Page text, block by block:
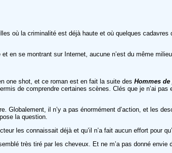
où la criminalité est déjà haute et où quelques cadavres
en se montrant sur Internet, aucune n’est du même
one shot, et ce roman est en fait la suite des Hommes
de comprendre certaines scènes. Clés que je n’ai
Globalement, il n’y a pas énormément d’action, et les
la question.
les connaissait déjà et qu’il n’a fait aucun effort pour
très tiré par les cheveux. Et ne m’a pas donné envie